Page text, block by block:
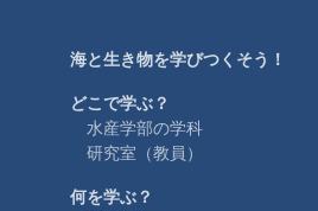
海と生き物を学びつくそう！
どこで学ぶ？
水産学部の学科
研究室（教員）
何を学ぶ？